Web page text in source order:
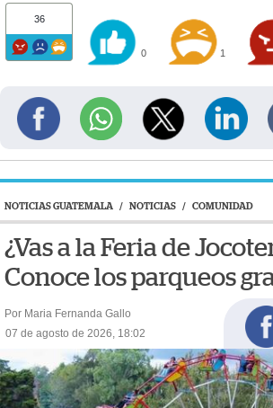
36
0 1
NOTICIAS GUATEMALA / NOTICIAS / COMUNIDAD
¿Vas a la Feria de
Conoce los parqueos
Por Maria Fernanda Gallo
07 de agosto de 2026, 18:02